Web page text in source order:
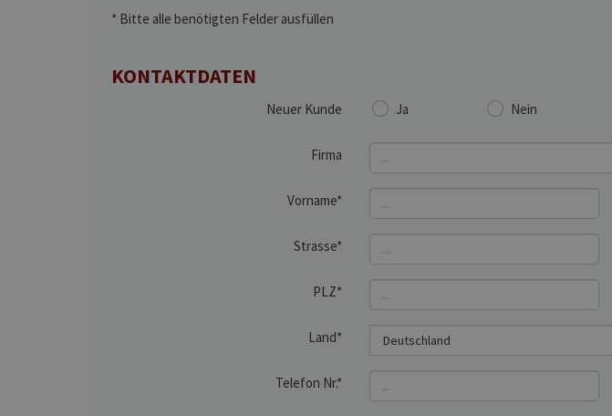
* Bitte alle benötigten Felder ausfüllen
KONTAKTDATEN
Neuer Kunde Ja Nein
Firma
Vorname*
Strasse*
PLZ*
Land*
Telefon Nr.*